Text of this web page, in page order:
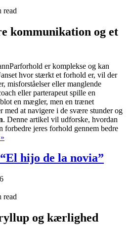
read
kommunikation og et
Parforhold er komplekse og kan
hvor stærkt et forhold er, vil der
misforståelser eller manglende
eller parterapeut spille en
en mægler, men en trænet
med at navigere i de svære stunder og
. Denne artikel vil udforske, hvordan
forbedre jeres forhold gennem bedre
parcoaching
hijo de la novia”
read
og kærlighed